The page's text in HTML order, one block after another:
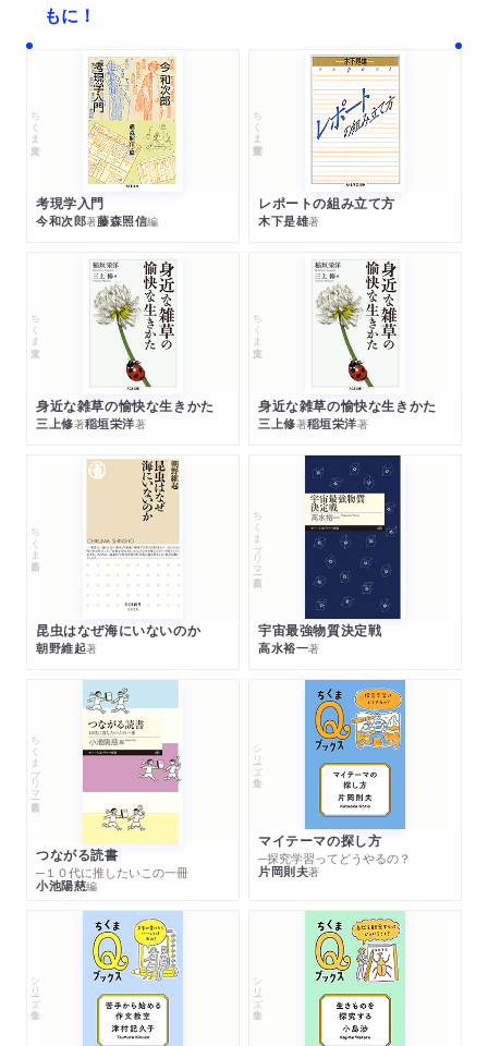
もに！
ちくま文庫
考現学入門
今和次郎著藤森照信編
ちくま学芸文庫
レポートの組み立て方
木下是雄著
ちくま文庫
身近な雑草の愉快な生きかた
三上修著稲垣栄洋著
ちくま文庫
身近な雑草の愉快な生きかた
三上修著稲垣栄洋著
ちくま新書
昆虫はなぜ海にいないのか
朝野維起著
ちくまプリマー新書
宇宙最強物質決定戦
高水裕一著
ちくまプリマー新書
つながる読書
─１０代に推したいこの一冊
小池陽慈編
シリーズ・全集
マイテーマの探し方
─探究学習ってどうやるの？
片岡則夫著
シリーズ・全集 シリーズ・全集